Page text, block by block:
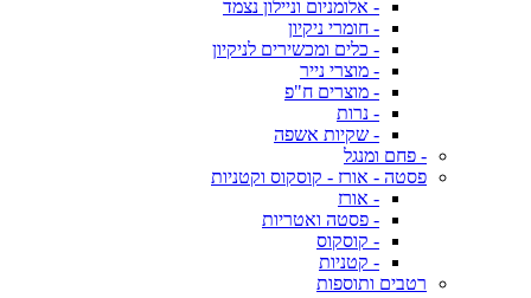
- אלומניום וניילון נצמד
- חומרי ניקיון
- כלים ומכשירים לניקיון
- מוצרי נייר
- מוצרים ח"פ
- נרות
- שקיות אשפה
- פחם ומנגל
פסטה - אורז - קוסקוס וקטניות
- אורז
- פסטה ואטריות
- קוסקוס
- קטניות
רטבים ותוספות